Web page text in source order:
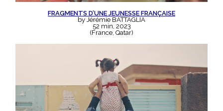
FRAGMENTS D’UNE JEUNESSE FRANÇAISE
by Jérémie BATTAGLIA
52 min, 2023
(France, Qatar)